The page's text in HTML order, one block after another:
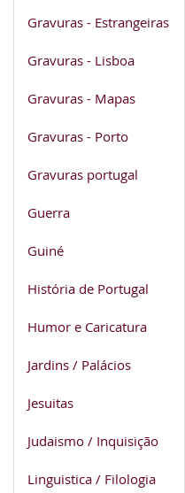
Gravuras - Estrangeiras
Gravuras - Lisboa
Gravuras - Mapas
Gravuras - Porto
Gravuras portugal
Guerra
Guiné
História de Portugal
Humor e Caricatura
Jardins / Palácios
Jesuitas
Judaismo / Inquisição
Linguistica / Filologia